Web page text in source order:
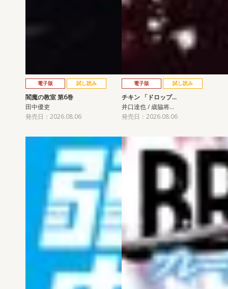
電子版 試し読み
閻魔の教室 第6巻
田中優吏
発売日：2026.08.06
電子版 試し読み
チキン 「ドロップ…
井口達也 / 歳脇将…
発売日：2026.08.06